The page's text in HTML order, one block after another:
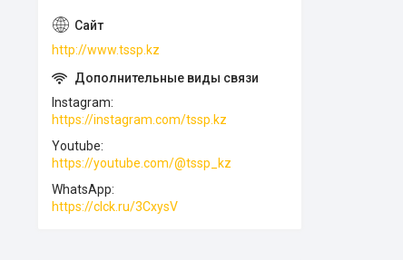
http://www.tssp.kz
Instagram
https://instagram.com/tssp.kz
Youtube
https://youtube.com/@tssp_kz
WhatsApp
https://clck.ru/3CxysV